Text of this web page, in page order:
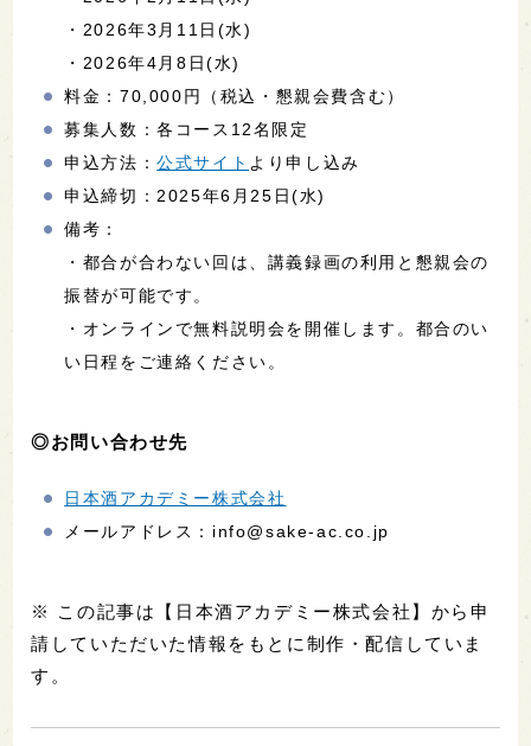
・2026年3月11日(水)
・2026年4月8日(水)
料金：70,000円（税込・懇親会費含む）
募集人数：各コース12名限定
申込方法：公式サイト より申し込み
申込締切：2025年6月25日(水)
備考：
・都合が合わない回は、講義録画の利用と懇親会の
振替が可能です。
・オンラインで無料説明会を開催します。都合のい
い日程をご連絡ください。
◎お問い合わせ先
日本酒アカデミー株式会社
メールアドレス：info@sake-ac.co.jp
※ この記事は【日本酒アカデミー株式会社】から申
請していただいた情報をもとに制作・配信していま
す。